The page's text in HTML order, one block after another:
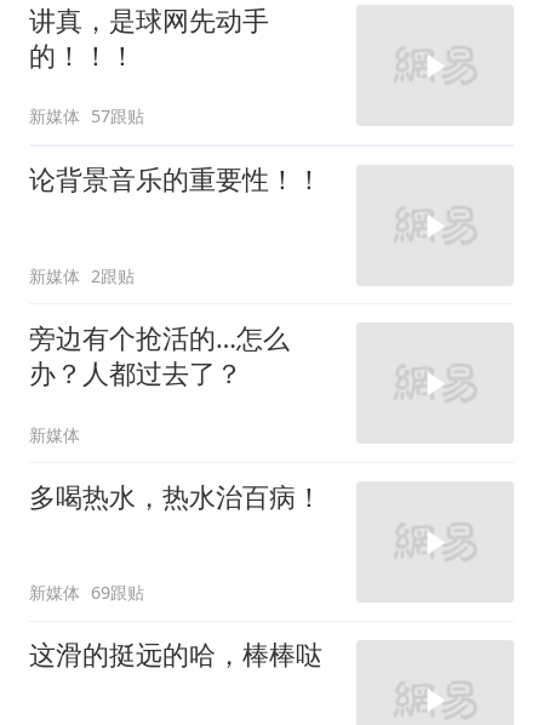
讲真，是球网先动手
的！！！
新媒体 57跟贴
论背景音乐的重要性！！
新媒体 2跟贴
旁边有个抢活的…怎么
办？人都过去了？
新媒体
多喝热水，热水治百病！
新媒体 69跟贴
这滑的挺远的哈，棒棒哒